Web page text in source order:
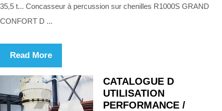
35,5 t... Concasseur à percussion sur chenilles R1000S GRAND
CONFORT D ...
Read More
CATALOGUE D
UTILISATION
PERFORMANCE /